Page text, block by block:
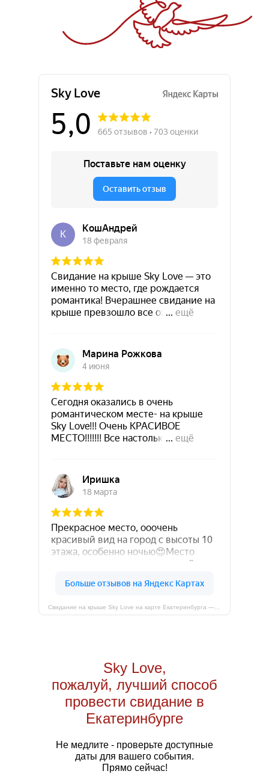
Sky Love,
пожалуй, лучший способ
провести свидание в
Екатеринбурге
Не медлите - проверьте доступные
даты для вашего события.
Прямо сейчас!